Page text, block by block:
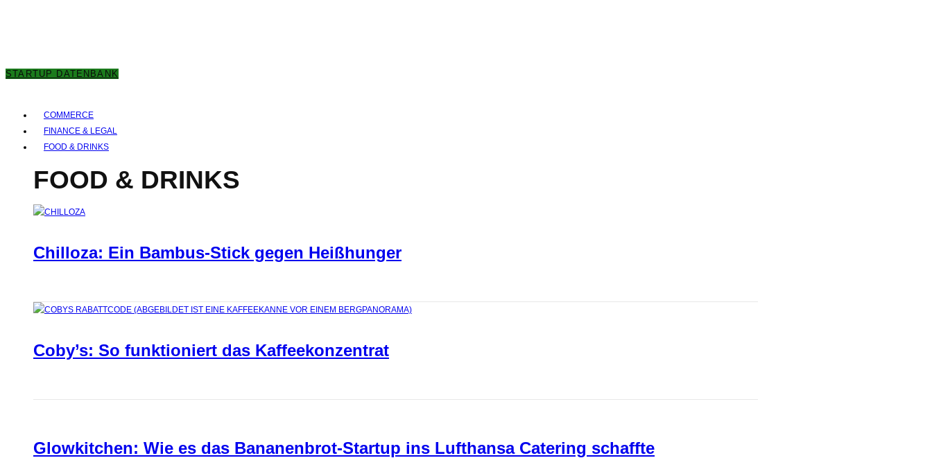
STARTUP DATENBANK
COMMERCE
FINANCE & LEGAL
FOOD & DRINKS
FOOD & DRINKS
Chilloza: Ein Bambus-Stick gegen Heißhunger
Coby’s: So funktioniert das Kaffeekonzentrat
Glowkitchen: Wie es das Bananenbrot-Startup ins Lufthansa Catering schaffte